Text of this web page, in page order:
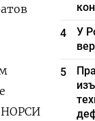
‌НОРСИ
4
У
5